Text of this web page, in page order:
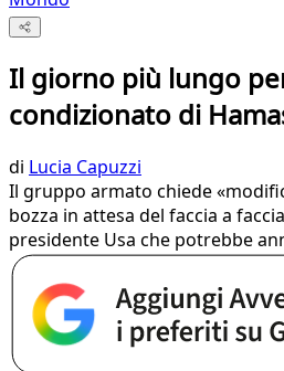
Il giorno più lungo
condizionato di
di Lucia Capuzzi
Il gruppo armato chiede
bozza in attesa del faccia a
presidente Usa che potrebbe